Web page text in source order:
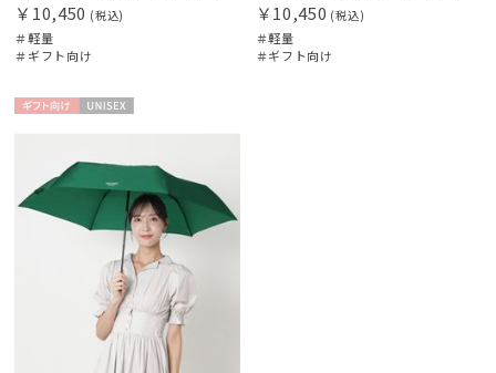
その他
在庫表示
販売状況
入荷状況
￥10,450 (税込)
＃軽量
＃ギフト向け
￥10,450 (税込)
＃軽量
＃ギフト向け